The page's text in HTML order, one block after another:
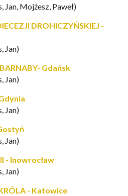
Jan, Mojżesz, Paweł)
DROHICZYŃSKIEJ -
Jan)
Gdańsk
Jan)
Jan)
Jan)
- Inowrocław
Jan)
- Katowice